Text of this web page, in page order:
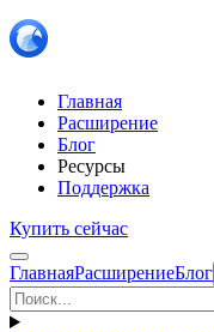
Главная
Расширение
Блог
Ресурсы
Поддержка
Купить сейчас
ГлавнаяРасширениеБлог